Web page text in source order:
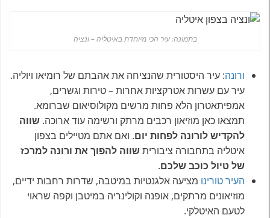
בתמונה: עיר הכי מיוחדת באיטליה – ונציה
ורונה: עיר היסטורית שהנציחה את אהבתם של רומיאו ויוליה.
עיר עם עשרות אטרקציות אחרות – טירות וגשרים,
אמפיתאטרון הלא פחות מרשים מקולוסיאום שברומא.
תמצאו כאן מוזיאון רכבים מרתק ורשימה עוד ארוכה. שווה
להקדיש לורונה לפחות יום. ואם אתם מטיילים בצפון
איטליה בתחבורה ציבוריתשווה להפוך את ורונה למרכז
של טיול כוכב שלכם.
העיר טורינו מציעה אלגנטיות במיטבה, שדרות רחבות ידיים,
מוזיאונים מרתקים, אופנה וקולינריה במיטבן וקפה שראוי
לטעם האיטלקי.